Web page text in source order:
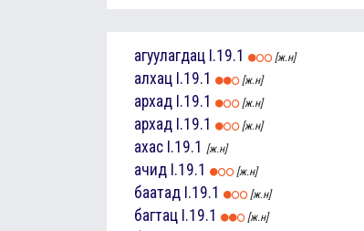
агуулагдац I.19.1 [ж.н]
алхац I.19.1 [ж.н]
архад I.19.1 [ж.н]
архад I.19.1 [ж.н]
ахас I.19.1 [ж.н]
ачид I.19.1 [ж.н]
баатад I.19.1 [ж.н]
багтац I.19.1 [ж.н]